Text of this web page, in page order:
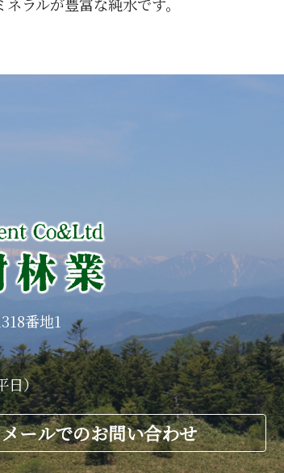
番地1
日）
メールでのお問い合わせ